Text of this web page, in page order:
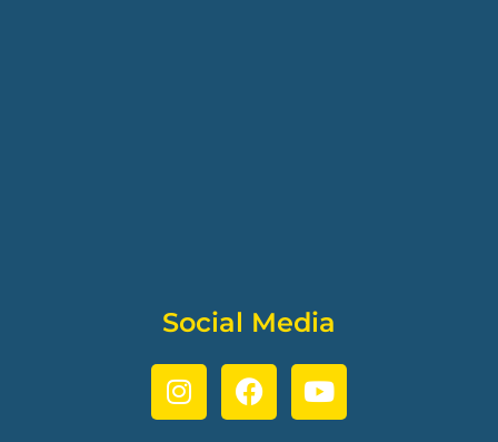
Social Media